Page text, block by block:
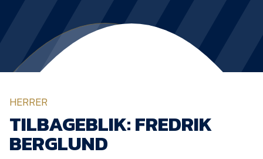
BLUE WATER
NYHEDER
HERRER
TILBAGEBLIK: FREDRIK
BERGLUND